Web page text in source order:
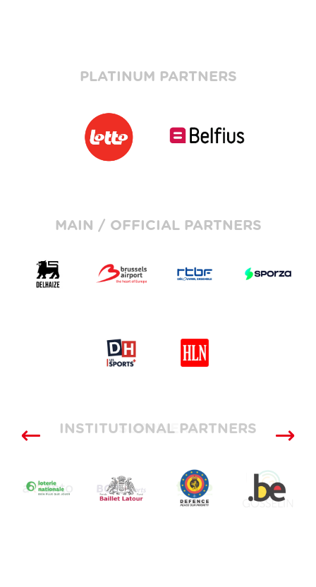
PLATINUM PARTNERS
MAIN / OFFICIAL PARTNERS
SUPPLIERS
INSTITUTIONAL PARTNERS